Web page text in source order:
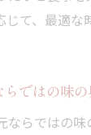
じて、最適な
ではの味の
ならではの